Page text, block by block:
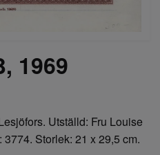
1969
Utställd: Fru Louise
Storlek: 21 x 29,5 cm.